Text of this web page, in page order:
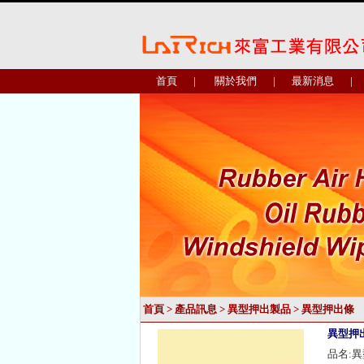
首頁 | 關於我們 | 最新消息 |
首頁 > 產品訊息 > 異型押出製品 > 異型押出條
異型押
品名: